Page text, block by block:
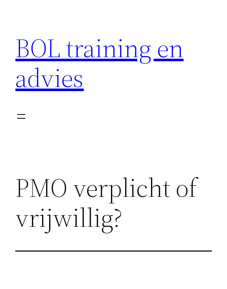
inhoud
BOL training en
advies
PMO verplicht of
vrijwillig?